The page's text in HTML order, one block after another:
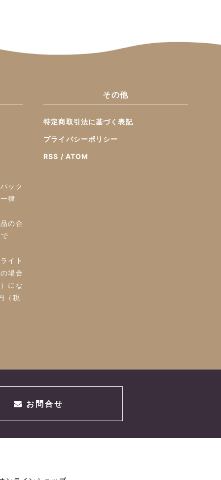
ック
一律
の合
イト
場合
にな
（税
その他
特定商取引法に基づく表記
プライバシーポリシー
RSS / ATOM
お問合せ